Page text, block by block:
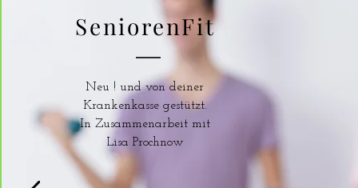
SeniorenFit
Neu ! und von deiner
Krankenkasse gestützt.
In Zusammenarbeit mit
Lisa Prochnow